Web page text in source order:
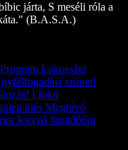
járta, S meséli róla a
(B.A.S.A.)
Lakossági
I.fokú
Meghívó
Jegyző fogadóóra